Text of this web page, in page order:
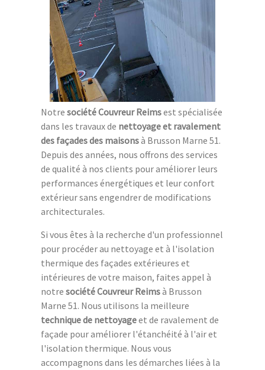
Notre société Couvreur Reimsest spécialisée
dans les travaux de nettoyage et ravalement
des façades des maisonsà Brusson Marne 51.
Depuis des années, nous offrons des services
de qualité à nos clients pour améliorer leurs
performances énergétiques et leur confort
extérieur sans engendrer de modifications
architecturales.
Si vous êtes à la recherche d'un professionnel
pour procéder au nettoyage et à l'isolation
thermique des façades extérieures et
intérieures de votre maison, faites appel à
notre société Couvreur Reimsà Brusson
Marne 51. Nous utilisons la meilleure
technique de nettoyageet de ravalement de
façade pour améliorer l'étanchéité à l'air et
l'isolation thermique. Nous vous
accompagnons dans les démarches liées à la